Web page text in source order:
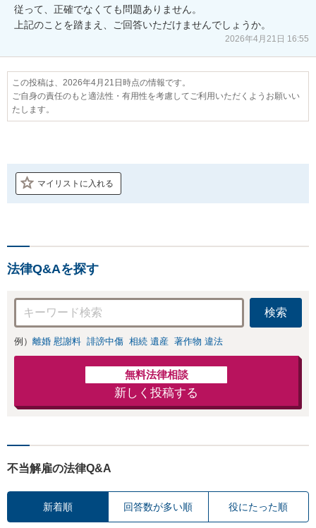
従って、正確でなくても問題ありません。
上記のことを踏まえ、ご回答いただけませんでしょうか。
2026年4月21日 16:55
この投稿は、2026年4月21日時点の情報です。
ご自身の責任のもと適法性・有用性を考慮してご利用いただくようお願いい
たします。
マイリストに入れる
法律Q&Aを探す
検索
例） 離婚 慰謝料 誹謗中傷 相続 遺産 著作物 違法
無料法律相談
新しく投稿する
不当解雇の法律Q&A
新着順 回答数が多い順 役にたった順